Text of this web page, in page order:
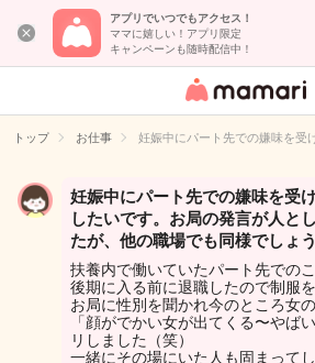
アプリでいつでもアクセス！
ママに嬉しい！アプリ限定
キャンペーンも随時配信中！
女性専用匿名QA
イト
トップ お仕事 妊娠中にパート先での嫌味を受
妊娠中にパート先での嫌味を受
したいです。お局の発言が人と
たが、他の職場でも同様でしょう
扶養内で働いていたパート先での
後期に入る前に退職したので制服
お局に性別を聞かれ今のところ女
「顔がでかい女が出てくる〜やば
リしました（笑）
一緒にその場にいた人も固まって